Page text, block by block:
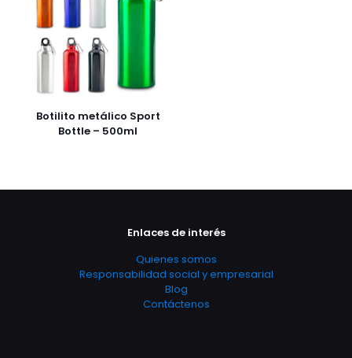
Botilito metálico Sport
Bottle – 500ml
Enlaces de interés
Quienes somos
Responsabilidad social y empresarial
Blog
Contáctenos